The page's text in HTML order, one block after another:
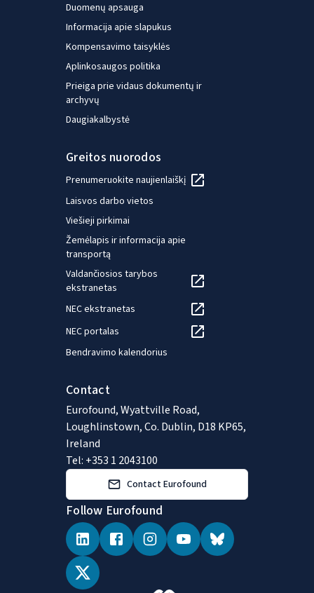
Duomenų apsauga
Informacija apie slapukus
Kompensavimo taisyklės
Aplinkosaugos politika
Prieiga prie vidaus dokumentų ir
archyvų
Daugiakalbystė
Greitos nuorodos
Prenumeruokite naujienlaiškį
Laisvos darbo vietos
Viešieji pirkimai
Žemėlapis ir informacija apie
transportą
Valdančiosios tarybos
ekstranetas
NEC ekstranetas
NEC portalas
Bendravimo kalendorius
Contact
Eurofound, Wyattville Road,
Loughlinstown, Co. Dublin, D18 KP65,
Ireland
Tel: +353 1 2043100
Contact Eurofound
Follow Eurofound